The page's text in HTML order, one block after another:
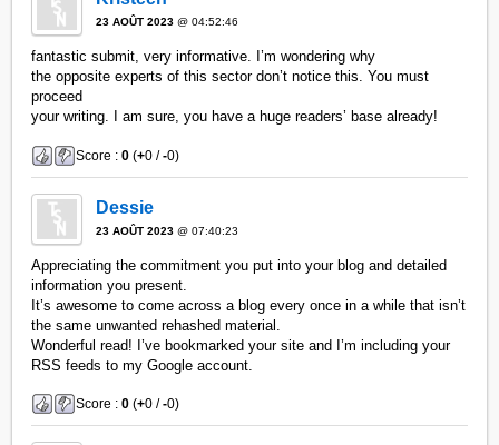
23 AOÛT 2023 @ 04:52:46
fantastic submit, very informative. I’m wondering why
the opposite experts of this sector don’t notice this. You must
proceed
your writing. I am sure, you have a huge readers’ base already!
Score :0 (+0 /-0)
Dessie
23 AOÛT 2023 @ 07:40:23
Appreciating the commitment you put into your blog and detailed
information you present.
It’s awesome to come across a blog every once in a while that isn’t
the same unwanted rehashed material.
Wonderful read! I’ve bookmarked your site and I’m including your
RSS feeds to my Google account.
Score :0 (+0 /-0)